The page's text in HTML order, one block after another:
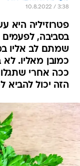
10.8.2022 / 3:38
פטרוזיליה היא
בסביבה, לפעמים
שמתם לב אליו
כמובן מאליו.
ככה אחרי
הזה יכול להביא